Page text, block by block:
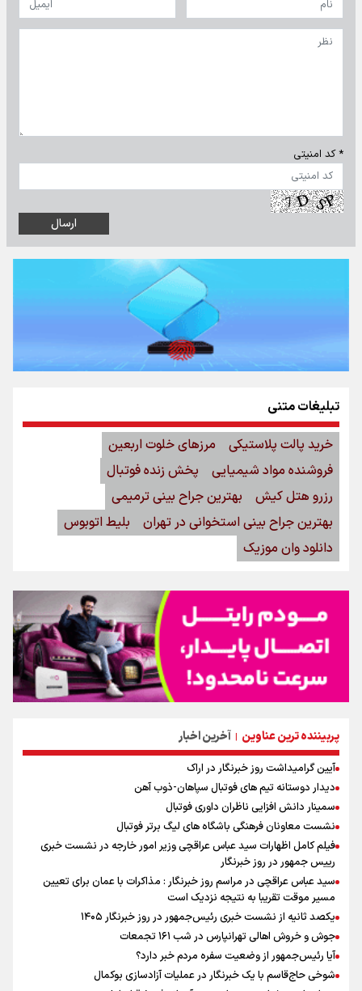
* کد امنیتی
پربیننده ترین عناوین | آخرین اخبار
آیین گرامیداشت روز خبرنگار در اراک
دیدار دوستانه تیم های فوتبال سپاهان-ذوب آهن
سمینار دانش افزایی ناظران داوری فوتبال
نشست معاونان فرهنگی باشگاه های لیگ برتر فوتبال
فیلم کامل اظهارات سید عباس عراقچی وزیر امور خارجه در نشست خبری
رییس جمهور در روز خبرنگار
سید عباس عراقچی در مراسم روز خبرنگار : مذاکرات با عمان برای تعیین
مسیر موقت تقریبا به نتیجه نزدیک است
یکصد ثانیه از نشست خبری رئیس‌جمهور در روز خبرنگار ۱۴۰۵
جوش و خروش اهالی تهرانپارس در شب ۱۶۱ تجمعات
آیا رئیس‌جمهور از وضعیت سفره مردم خبر دارد؟
شوخی حاج‌قاسم با یک خبرنگار در عملیات آزادسازی بوکمال
تبلیغات متنی
خرید پالت پلاستیکی
مرزهای خلوت اربعین
فروشنده مواد شیمیایی
پخش زنده فوتبال
رزرو هتل کیش
بهترین جراح بینی ترمیمی
بهترین جراح بینی استخوانی در تهران
بلیط اتوبوس
دانلود وان موزیک